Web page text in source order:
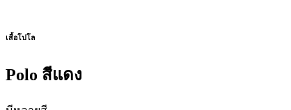
เสื้อโปโล
Polo สีแดง